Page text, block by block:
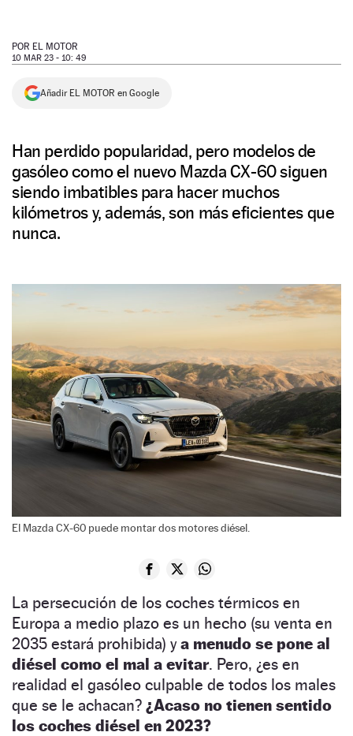
POR EL MOTOR
10 MAR 23 - 10: 49
Añadir EL MOTOR en Google
Han perdido popularidad, pero modelos de
gasóleo como el nuevo Mazda CX-60 siguen
siendo imbatibles para hacer muchos
kilómetros y, además, son más eficientes que
nunca.
El Mazda CX-60 puede montar dos motores diésel.
La persecución de los coches térmicos en
Europa a medio plazo es un hecho (su venta en
2035 estará prohibida) ya menudo se pone al
diésel como el mal a evitar. Pero, ¿es en
realidad el gasóleo culpable de todos los males
que se le achacan? ¿Acaso no tienen sentido
los coches diésel en 2023?